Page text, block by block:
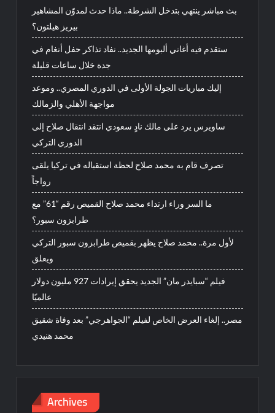
بث مباشر ينتهي بتدخل الشرطة.. ماذا حدث لمدوّن المشاهير
بيريز هيلتون؟
ستقدم فيه أغاني ألبومها الجديد.. نفاد تذاكر حفل أنغام في
جدة خلال ساعات قليلة
إليك مباريات الجولة الأولى في الدوري المصري.. وموعد
مواجهة الأهلي والزمالك
ساويرس يرد على مالك نادٍ سعودي انتقد انتقال صلاح إلى
الدوري التركي
تصرف قام به محمد صلاح لحظة استقباله في تركيا يلقى
رواجاً
ما السر وراء ارتداء محمد صلاح القميص رقم “61” مع
طرابزون سبور؟
لأول مرة.. محمد صلاح يظهر بقميص طرابزون سبور التركي
ويعلق
فيلم “سبايدر مان” الجديد يحقق إيرادات 927 مليون دولار
عالميًا
مصر.. إلغاء العرض الخاص لفيلم “الجواهرجي” بعد وفاة شقيق
محمد هنيدي
Archives